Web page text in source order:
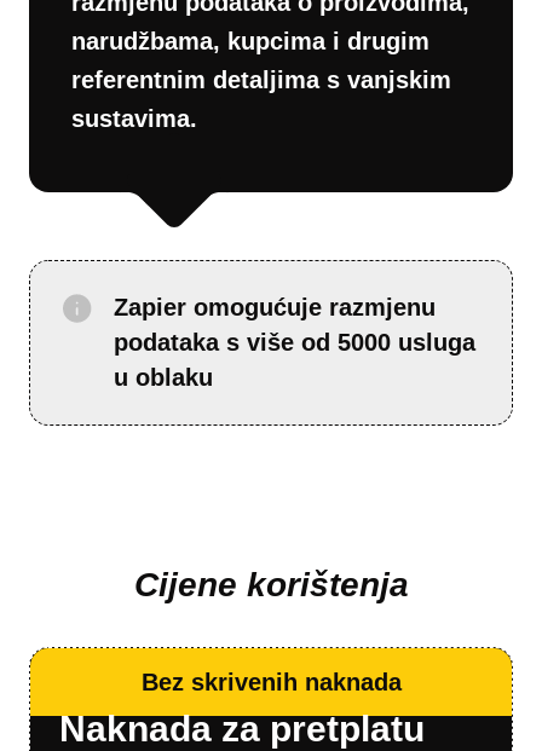
narudžbama, kupcima i drugim
referentnim detaljima s vanjskim
sustavima.
Zapier omogućuje razmjenu
podataka s više od 5000 usluga
u oblaku
Cijene korištenja
Bez skrivenih naknada
Naknada za pretplatu